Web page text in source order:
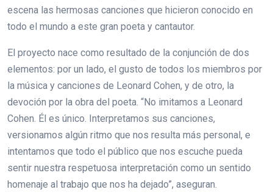
escena las hermosas canciones que hicieron conocido en
todo el mundo a este gran poeta y cantautor.
El proyecto nace como resultado de la conjunción de dos
elementos: por un lado, el gusto de todos los miembros por
la música y canciones de Leonard Cohen, y de otro, la
devoción por la obra del poeta. “No imitamos a Leonard
Cohen. Él es único. Interpretamos sus canciones,
versionamos algún ritmo que nos resulta más personal, e
intentamos que todo el público que nos escuche pueda
sentir nuestra respetuosa interpretación como un sentido
homenaje al trabajo que nos ha dejado”, aseguran.